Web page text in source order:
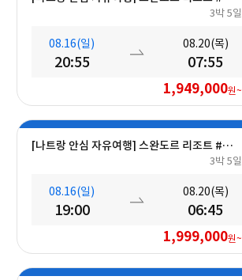
3박 5일
08.16(일)
20:55
08.20(목)
07:55
1,949,000원~
[나트랑 안심 자유여행] 스완도르 리조트 #올인크루시브+오션뷰+미니바 5일
3박 5일
08.16(일)
19:00
08.20(목)
06:45
1,999,000원~